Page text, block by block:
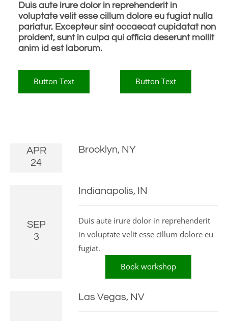
Duis aute irure dolor in reprehenderit in
voluptate velit esse cillum dolore eu fugiat nulla
pariatur. Excepteur sint occaecat cupidatat non
proident, sunt in culpa qui officia deserunt mollit
anim id est laborum.
Button Text Button Text
APR
24
Brooklyn, NY
SEP
3
Indianapolis, IN
Duis aute irure dolor in reprehenderit
in voluptate velit esse cillum dolore eu
fugiat.
Book workshop
Las Vegas, NV